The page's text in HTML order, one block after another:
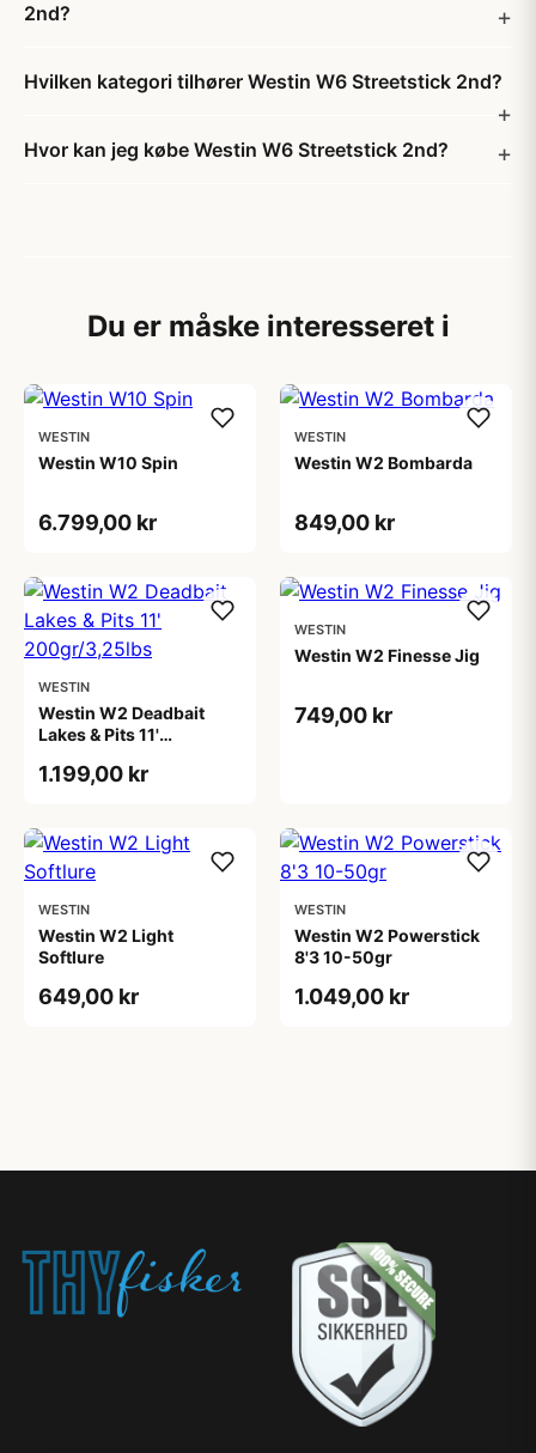
2nd?
Hvilken kategori tilhører Westin W6 Streetstick 2nd?
Hvor kan jeg købe Westin W6 Streetstick 2nd?
Du er måske interesseret i
WESTIN
Westin W10 Spin
6.799,00 kr
WESTIN
Westin W2 Bombarda
849,00 kr
WESTIN
Westin W2 Deadbait
Lakes & Pits 11'
1.199,00 kr
WESTIN
Westin W2 Finesse Jig
749,00 kr
WESTIN
Westin W2 Light
Softlure
649,00 kr
WESTIN
Westin W2 Powerstick
8'3 10-50gr
1.049,00 kr